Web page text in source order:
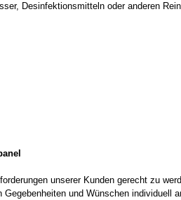
Desinfektionsmitteln oder anderen
unserer Kunden gerecht zu
und Wünschen individuell